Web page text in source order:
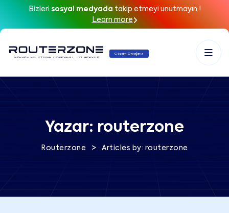
Bizleri sosyal medyada takip etmeyi unutmayın !
Learn more
Çözüm Ortağınız
Yazar: routerzone
Routerzone > Articles by: routerzone